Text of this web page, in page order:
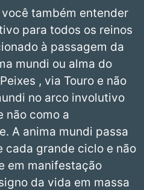
também entender
para todos os reinos
à passagem da
mundi ou alma do
, via Touro e não
no arco involutivo
não como a
A anima mundi passa
cada grande ciclo e não
em manifestação
da vida em massa